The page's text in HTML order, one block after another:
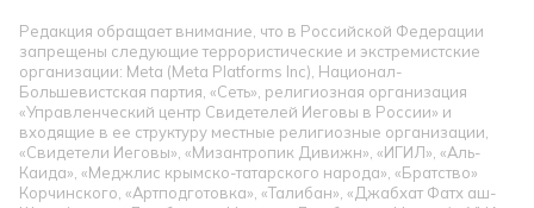
Редакция обращает внимание, что в Российской Федерации
запрещены следующие террористические и экстремистские
организации: Meta (Meta Platforms Inc), Национал-
Большевистская партия, «Сеть», религиозная организация
«Управленческий центр Свидетелей Иеговы в России» и
входящие в ее структуру местные религиозные организации,
«Свидетели Иеговы», «Мизантропик Дивижн», «ИГИЛ», «Аль-
Каида», «Меджлис крымско-татарского народа», «Братство»
Корчинского, «Артподготовка», «Талибан», «Джабхат Фатх аш-